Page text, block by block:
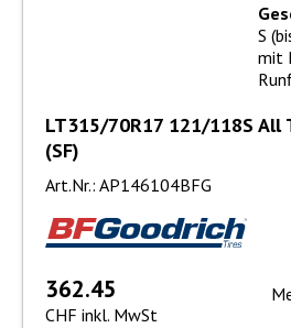
LT315/70R17 121/118S All
(SF)
Art.Nr.: AP146104BFG
S
mit
362.45
CHF inkl. MwSt